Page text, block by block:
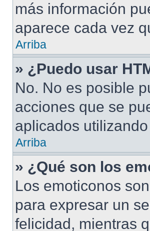
más información
aparece cada vez
Arriba
» ¿Puedo usar
No. No es posible
acciones que se
aplicados
Arriba
» ¿Qué son los
Los emoticonos
para expresar un
felicidad, mientras